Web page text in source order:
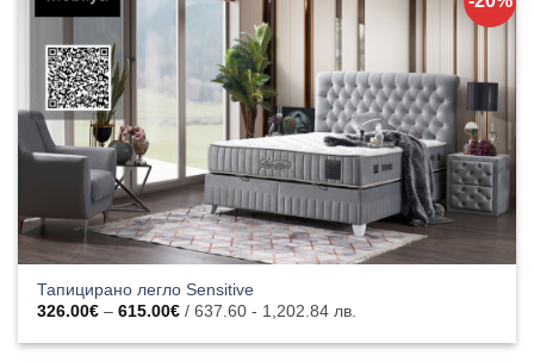
харесани
Тапицирано легло Sensitive
326.00€ – 615.00€Price
326.00€
/ 637.60 - 1,202.84 лв.